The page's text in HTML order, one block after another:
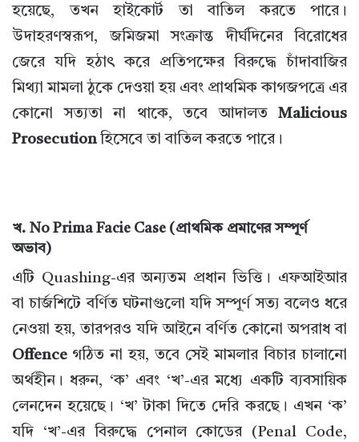
হয়েছে, তখন হাইকোর্ট তা বাতিল করতে পারে।
উদাহরণস্বরূপ, জমিজমা সংক্রান্ত দীর্ঘদিনের বিরোধের
জেরে যদি হঠাৎ করে প্রতিপক্ষের বিরুদ্ধে চাঁদাবাজির
মিথ্যা মামলা ঠুকে দেওয়া হয় এবং প্রাথমিক কাগজপত্রে এর
কোনো সত্যতা না থাকে, তবে আদালত Malicious
Prosecution হিসেবে তা বাতিল করতে পারে।
খ. No Prima Facie Case (প্রাথমিক প্রমাণের সম্পূর্ণ
অভাব)
এটি Quashing-এর অন্যতম প্রধান ভিত্তি। এফআইআর
বা চার্জশিটে বর্ণিত ঘটনাগুলো যদি সম্পূর্ণ সত্য বলেও ধরে
নেওয়া হয়, তারপরও যদি আইনে বর্ণিত কোনো অপরাধ বা
Offence গঠিত না হয়, তবে সেই মামলার বিচার চালানো
অর্থহীন। ধরুন, ‘ক’ এবং ‘খ’-এর মধ্যে একটি ব্যবসায়িক
লেনদেন হয়েছে। ‘খ’ টাকা দিতে দেরি করছে। এখন ‘ক’
যদি ‘খ’-এর বিরুদ্ধে পেনাল কোডের (Penal Code,